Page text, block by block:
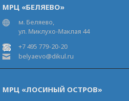
МРЦ «БЕЛЯЕВО»
м. Беляево,
ул. Миклухо-Маклая 44
+7 495 779-20-20
belyaevo@dikul.ru
МРЦ «ЛОСИНЫЙ ОСТРОВ»